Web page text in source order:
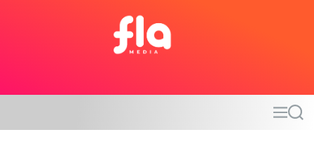
t
a
MS